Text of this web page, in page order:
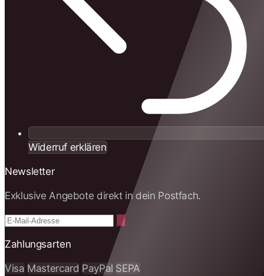
Widerruf erklären
Newsletter
Exklusive Angebote direkt in dein Postfach.
Zahlungsarten
Visa Mastercard PayPal SEPA